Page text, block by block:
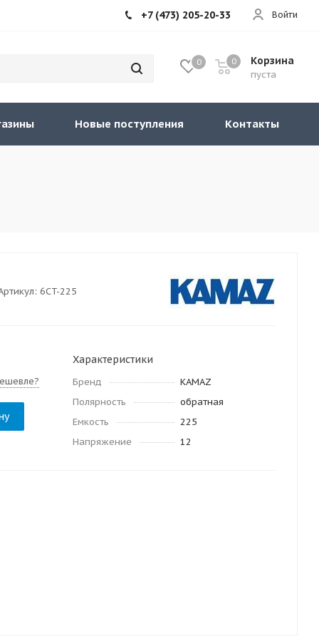
Войти
+7 (473) 205-20-33
0 Корзина
пуста
0
Новые поступления Контакты
6CT-225
Характеристики
Бренд
KAMAZ
Полярность
обратная
Емкость
225
Напряжение
12